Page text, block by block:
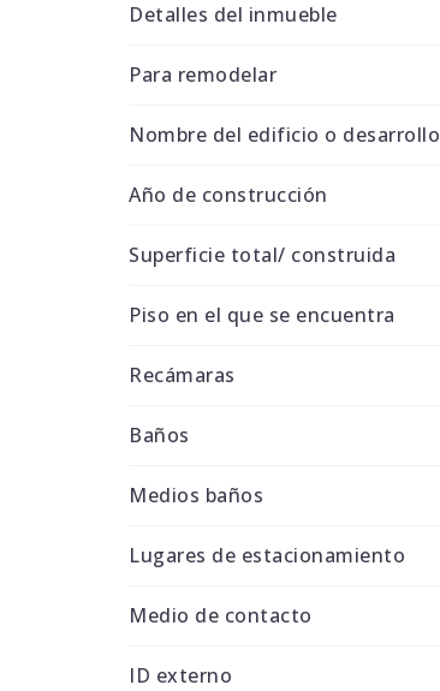
Detalles del inmueble
Para remodelar
Nombre del edificio o desarrollo
Año de construcción
Superficie total/ construida
Piso en el que se encuentra
Recámaras
Baños
Medios baños
Lugares de estacionamiento
Medio de contacto
ID externo